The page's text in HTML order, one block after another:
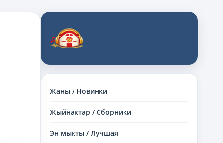
Жаны / Новинки
Жыйнактар / Сборники
Эн мыкты / Лучшая